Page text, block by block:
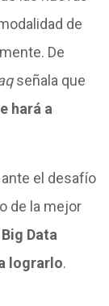
de
De
señala que
hará a
el desafío
de la mejor
Big Data
lograrlo.